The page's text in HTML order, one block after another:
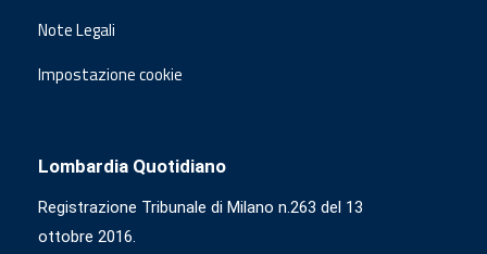
Note Legali
Impostazione cookie
Lombardia Quotidiano
Registrazione Tribunale di Milano n.263 del 13
ottobre 2016.